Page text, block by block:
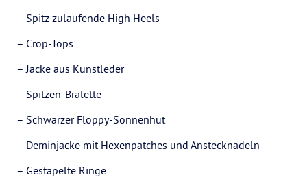
– Spitz zulaufende High Heels
– Crop-Tops
– Jacke aus Kunstleder
– Spitzen-Bralette
– Schwarzer Floppy-Sonnenhut
– Deminjacke mit Hexenpatches und Anstecknadeln
– Gestapelte Ringe